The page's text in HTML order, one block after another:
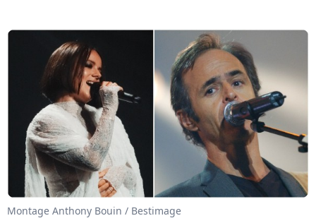
Montage Anthony Bouin / Bestimage